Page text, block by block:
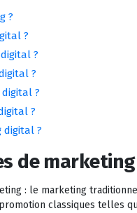
?
?
?
?
?
?
digital ?
de
: le marketing
classiques telles